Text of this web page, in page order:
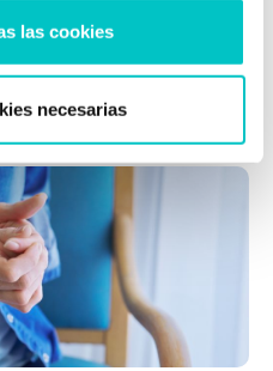
las cookies
necesarias
van en contra de lo
experimentamos este
…saber más